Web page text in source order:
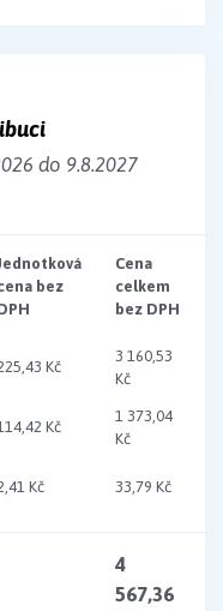
do 9.8.2027
bez
Cena
celkem
bez DPH
Kč
3 160,53
Kč
Kč
1 373,04
Kč
Kč 33,79 Kč
4
567,36